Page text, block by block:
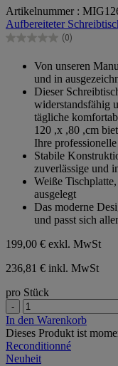
von
5
Sternen.
Artikelnummer :
Aufbereiteter
(0)
0.0
Sternen.
Von unseren
und in
Dieser
widerstandsfähig
tägliche
120 ,x ,80 ,cm
Ihre
Stabile
zuverlässige und
Weiße
ausgelegt
Das moderne
und passt sich
199,00 € exkl. MwSt
236,81 € inkl. MwSt
pro Stück
-
In den Warenkorb
Dieses Produkt ist
Reconditionné
Neuheit